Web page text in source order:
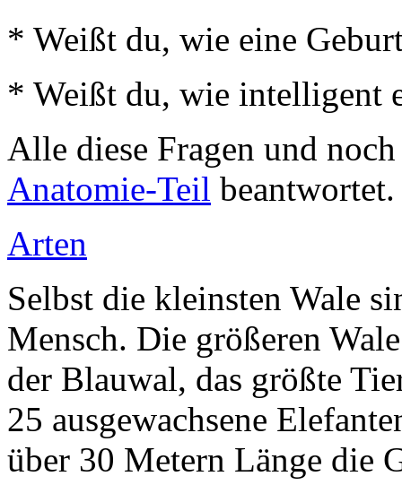
* Weißt du, wie eine
* Weißt du, wie intelligent
Alle diese Fragen und
Anatomie-Teil beantwortet.
Arten
Selbst die kleinsten Wale
Mensch. Die größeren
der Blauwal, das größte
25 ausgewachsene
über 30 Metern Länge die